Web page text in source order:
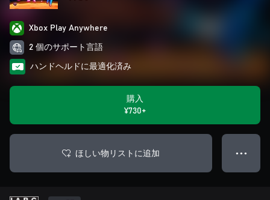
Xbox Play Anywhere
2 個のサポート言語
ハンドヘルドに最適化済み
購入
¥730+
ほしい物リストに追加 ● ● ●